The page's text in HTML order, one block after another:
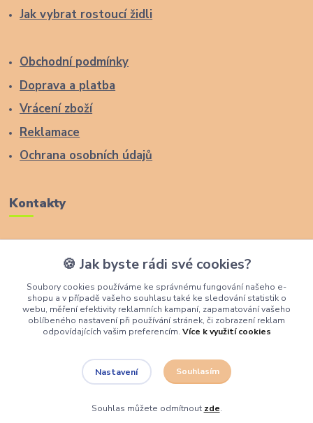
Jak vybrat rostoucí židli
Obchodní podmínky
Doprava a platba
Vrácení zboží
Reklamace
Ochrana osobních údajů
Kontakty
+420 774 291 043
info@rostouci-zidle.cz
Vytvořeno na
Eshop-rychle.cz
🍪 Jak byste rádi své cookies?
Soubory cookies používáme ke správnému fungování našeho e-
shopu a v případě vašeho souhlasu také ke sledování statistik o
webu, měření efektivity reklamních kampaní, zapamatování vašeho
oblíbeného nastavení při používání stránek, či zobrazení reklam
odpovídajících vašim preferencím. Více k využití cookies
Nastavení Souhlasím
Souhlas můžete odmítnout zde.